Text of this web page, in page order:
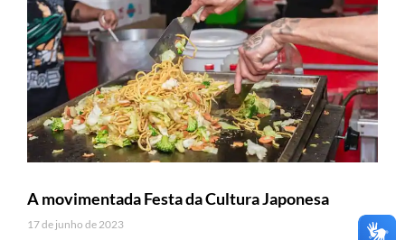
A movimentada Festa da Cultura Japonesa
17 de junho de 2023